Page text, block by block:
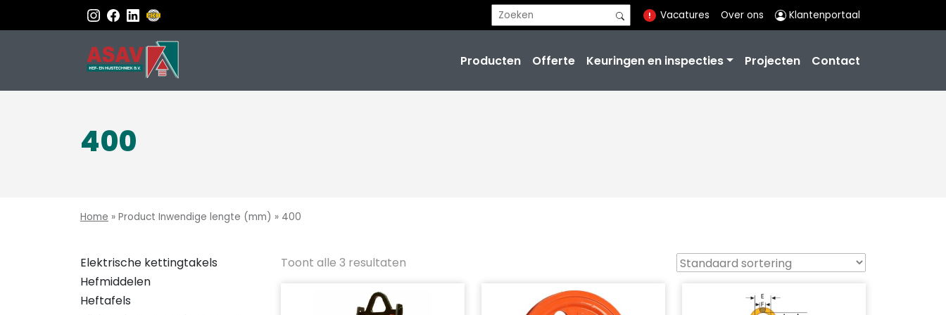
Vacatures Over ons Klantenportaal
Producten Offerte Keuringen en inspecties Projecten Contact
400
Home » Product Inwendige lengte (mm) » 400
Elektrische kettingtakels
Hefmiddelen
Heftafels
Toont alle 3 resultaten